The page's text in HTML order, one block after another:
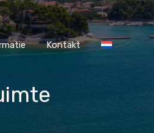
informatie Kontakt
Kontakt